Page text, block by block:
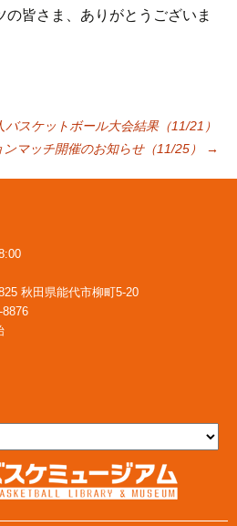
皆さま、ありがとうございま
スケットボール大会結果（11/21）
マッチ開催のお知らせ（11/25）
→
秋田県能代市柳町5-20
8876